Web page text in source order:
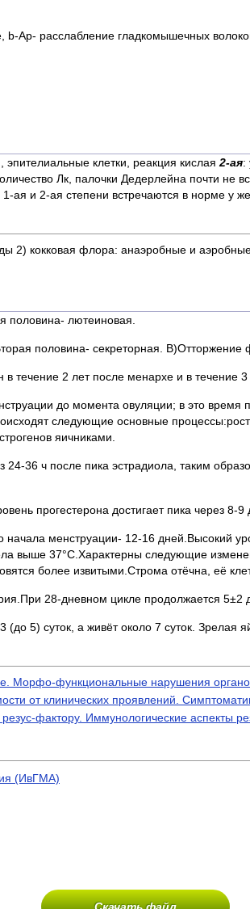
Ар- расслабление гладкомышечных
клетки, реакция кислая 2-ая:
Лк, палочки Дедерлейна почти не
ая и 2-ая степени встречаются в норме у
кокковая флора: анаэробные и аэробные
половина- лютеиновая.
половина- секреторная. В)Отторжение
течение 2 лет после менархе и в течение
до момента овуляции; в это
следующие основные
яичниками.
36 ч после пика эстрадиола, таким
прогестерона достигает пика через 8-9
начала менструации- 12-16 дней.Высокий
выше 37°С.Характерны следующие
более извитыми.Строма отёчна, её
28-дневном цикле продолжается 5±2
5) суток, а живёт около 7 суток. Зрелая
Морфо-функциональные нарушения
от клинических проявлений.
фактору. Иммунологические аспекты
(ИвГМА)